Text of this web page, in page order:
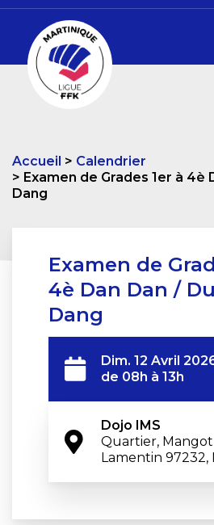
Accueil
Calendrier
Examen de Grades 1er à 4è
Dang
Examen de
4è Dan Dan /
Dang
Dim. 12 Avril
de 08h à 13h
Dojo IMS
Quartier, Mangot
Lamentin